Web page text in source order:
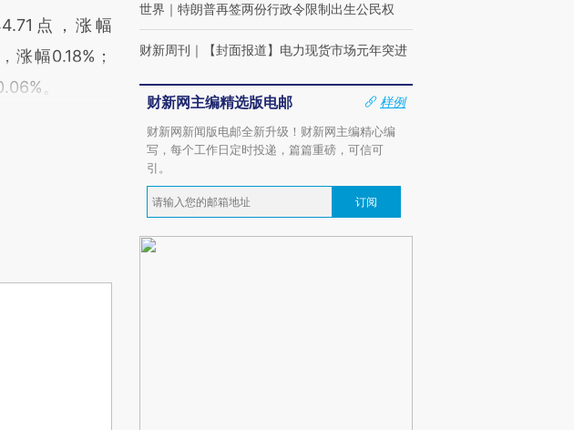
点，涨幅
涨幅0.18%；
。
世界 ｜ 特朗普再签两份行政令限制出生公民权
财新周刊 ｜ 【封面报道】电力现货市场元年突进
财新网主编精选版电邮
样例
财新网新闻版电邮全新升级！财新网主编精心编
写，每个工作日定时投递，篇篇重磅，可信可
引。
订阅